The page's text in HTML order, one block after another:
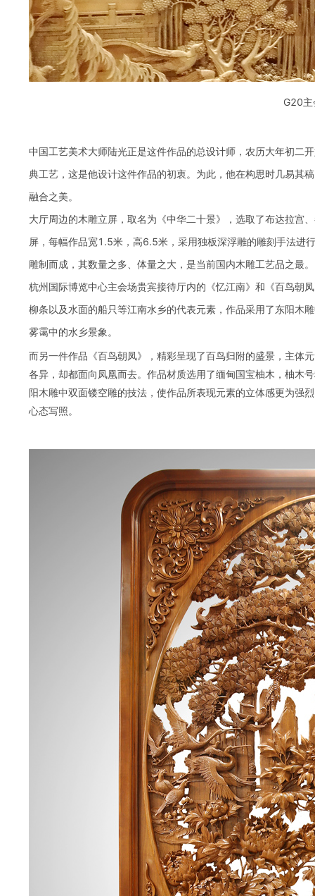
G20
中国工艺美术大师陆光正是这件作品的总设计师，农历大年初二
典工艺，这是他设计这件作品的初衷。为此，他在构思时几易其
融合之美。
大厅周边的木雕立屏，取名为《中华二十景》，选取了布达拉宫
屏，每幅作品宽1.5米，高6.5米，采用独板深浮雕的雕刻手法进
雕制而成，其数量之多、体量之大，是当前国内木雕工艺品之最。
杭州国际博览中心主会场贵宾接待厅内的《忆江南》和《百鸟朝
柳条以及水面的船只等江南水乡的代表元素，作品采用了东阳木
雾霭中的水乡景象。
而另一件作品《百鸟朝凤》，精彩呈现了百鸟归附的盛景，主体
各异，却都面向凤凰而去。作品材质选用了缅甸国宝柚木，柚木
阳木雕中双面镂空雕的技法，使作品所表现元素的立体感更为强
心态写照。